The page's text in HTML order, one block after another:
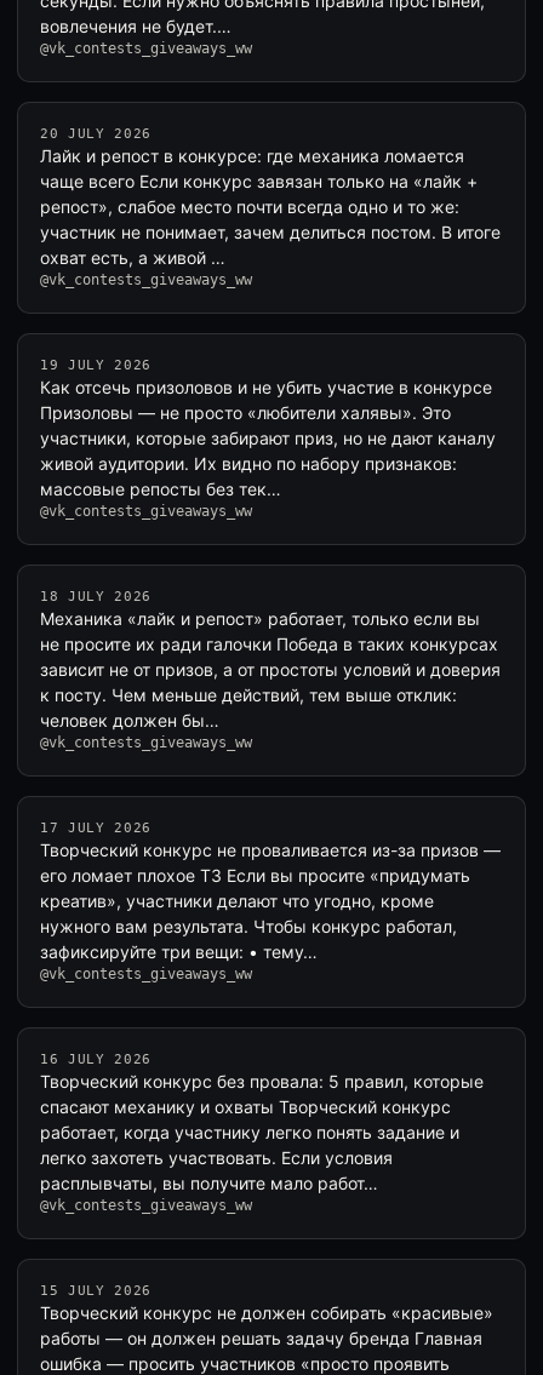
вовлечения не будет.…
@vk_contests_giveaways_ww
20 JULY 2026
Лайк и репост в конкурсе: где механика ломается
чаще всего Если конкурс завязан только на «лайк +
репост», слабое место почти всегда одно и то же:
участник не понимает, зачем делиться постом. В итоге
охват есть, а живой …
@vk_contests_giveaways_ww
19 JULY 2026
Как отсечь призоловов и не убить участие в конкурсе
Призоловы — не просто «любители халявы». Это
участники, которые забирают приз, но не дают каналу
живой аудитории. Их видно по набору признаков:
массовые репосты без тек…
@vk_contests_giveaways_ww
18 JULY 2026
Механика «лайк и репост» работает, только если вы
не просите их ради галочки Победа в таких конкурсах
зависит не от призов, а от простоты условий и доверия
к посту. Чем меньше действий, тем выше отклик:
человек должен бы…
@vk_contests_giveaways_ww
17 JULY 2026
Творческий конкурс не проваливается из-за призов —
его ломает плохое ТЗ Если вы просите «придумать
креатив», участники делают что угодно, кроме
нужного вам результата. Чтобы конкурс работал,
зафиксируйте три вещи: • тему…
@vk_contests_giveaways_ww
16 JULY 2026
Творческий конкурс без провала: 5 правил, которые
спасают механику и охваты Творческий конкурс
работает, когда участнику легко понять задание и
легко захотеть участвовать. Если условия
расплывчаты, вы получите мало работ…
@vk_contests_giveaways_ww
15 JULY 2026
Творческий конкурс не должен собирать «красивые»
работы — он должен решать задачу бренда Главная
ошибка — просить участников «просто проявить